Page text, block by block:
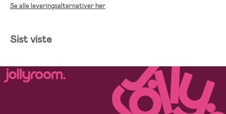
Se alle leveringsalternativer her
Sist viste